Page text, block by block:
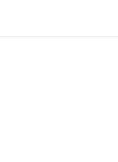
untuk pesanan